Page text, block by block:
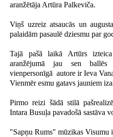
aranžētāja Artūra Palkeviča.
Viņš uzreiz atsaucās un
palaidām pasaulē dziesmu par
Tajā pašā laikā Artūrs
aranžējumā jau sen ballēs
vienpersonīgā autore ir Ieva
Vienmēr esmu gatavs jauniem
Pirmo reizi šādā stilā
Intara Busuļa pavadošā sastāva
"Sapņu Rums" mūzikas Visumu